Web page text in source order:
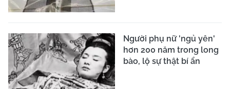
Người phụ nữ 'ngủ yên'
hơn 200 năm trong long
bào, lộ sự thật bí ẩn